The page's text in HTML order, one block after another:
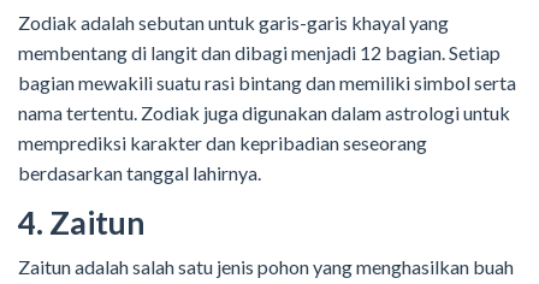
Zodiak adalah sebutan untuk garis-garis khayal yang
membentang di langit dan dibagi menjadi 12 bagian. Setiap
bagian mewakili suatu rasi bintang dan memiliki simbol serta
nama tertentu. Zodiak juga digunakan dalam astrologi untuk
memprediksi karakter dan kepribadian seseorang
berdasarkan tanggal lahirnya.
4. Zaitun
Zaitun adalah salah satu jenis pohon yang menghasilkan buah